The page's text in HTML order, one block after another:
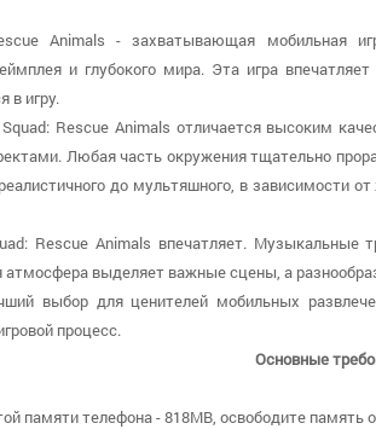
Animals - захватывающая мобильная
и глубокого мира. Эта игра
в игру.
Rescue Animals отличается высоким
Любая часть окружения тщательно
до мультяшного, в зависимости
Rescue Animals впечатляет. Музыкальные
выделяет важные сцены, а
выбор для ценителей мобильных
процесс.
Основные
памяти телефона - 818MB, освободите